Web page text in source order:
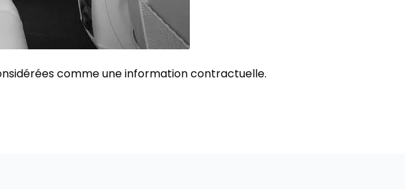
comme une information contractuelle.